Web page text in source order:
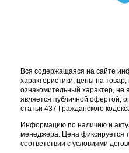
Вся содержащаяся на сайте
характеристики, цены на
ознакомительный характер,
является публичной офертой,
статьи 437 Гражданского
Информацию по наличию и
менеджера. Цена фиксируется
соответствии с условиями